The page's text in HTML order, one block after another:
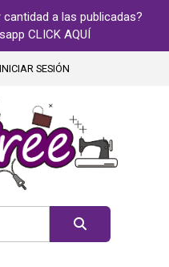
a las publicadas?
CLICK AQUÍ
INICIAR SESIÓN